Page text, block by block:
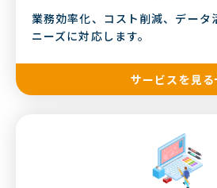
業務効率化、コスト削減、データ
ニーズに対応します。
サービスを見る